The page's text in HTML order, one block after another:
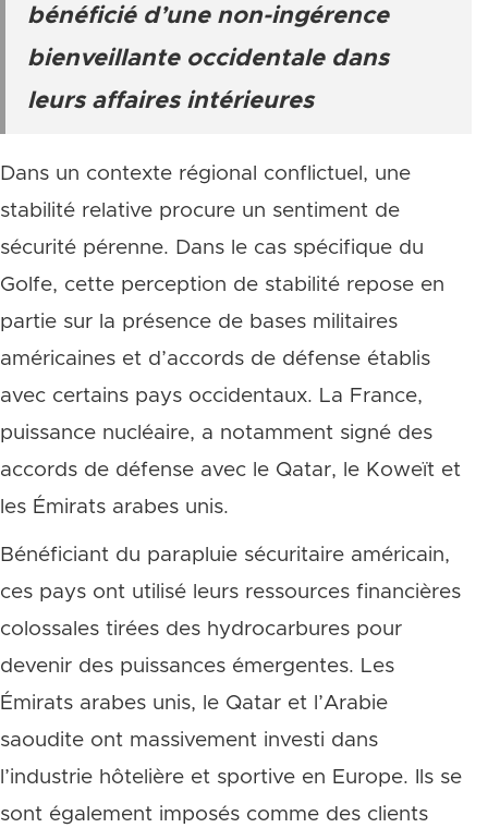
bénéficié d’une non-ingérence
bienveillante occidentale dans
leurs affaires intérieures
Dans un contexte régional conflictuel, une
stabilité relative procure un sentiment de
sécurité pérenne. Dans le cas spécifique du
Golfe, cette perception de stabilité repose en
partie sur la présence de bases militaires
américaines et d’accords de défense établis
avec certains pays occidentaux. La France,
puissance nucléaire, a notamment signé des
accords de défense avec le Qatar, le Koweït et
les Émirats arabes unis.
Bénéficiant du parapluie sécuritaire américain,
ces pays ont utilisé leurs ressources financières
colossales tirées des hydrocarbures pour
devenir des puissances émergentes. Les
Émirats arabes unis, le Qatar et l’Arabie
saoudite ont massivement investi dans
l’industrie hôtelière et sportive en Europe. Ils se
sont également imposés comme des clients